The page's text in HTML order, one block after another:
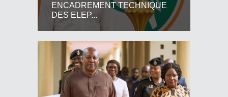
ENCADREMENT TECHNIQUE
DES ELEP...